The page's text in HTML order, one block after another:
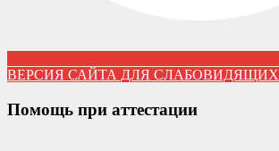
ВЕРСИЯ САЙТА ДЛЯ СЛАБОВИДЯЩИХ
Помощь при аттестации